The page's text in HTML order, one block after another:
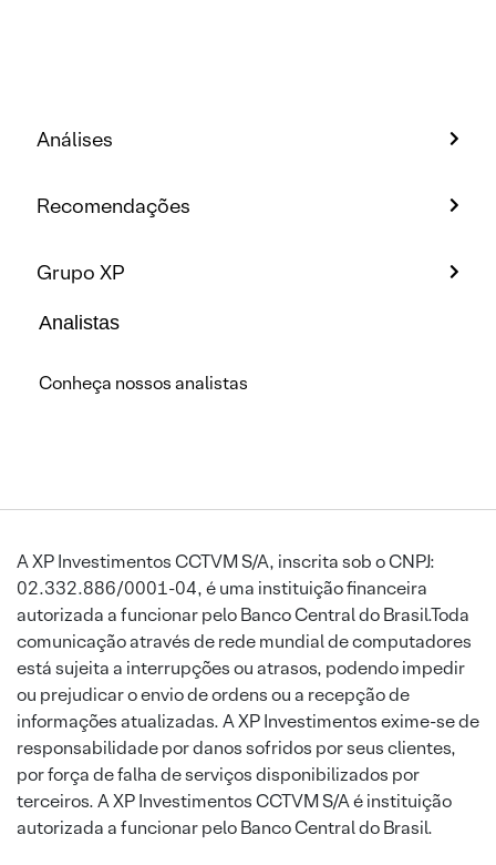
Análises
Recomendações
Grupo XP
Analistas
Conheça nossos analistas
A XP Investimentos CCTVM S/A, inscrita sob o CNPJ:
02.332.886/0001-04, é uma instituição financeira
autorizada a funcionar pelo Banco Central do Brasil.Toda
comunicação através de rede mundial de computadores
está sujeita a interrupções ou atrasos, podendo impedir
ou prejudicar o envio de ordens ou a recepção de
informações atualizadas. A XP Investimentos exime-se de
responsabilidade por danos sofridos por seus clientes,
por força de falha de serviços disponibilizados por
terceiros. A XP Investimentos CCTVM S/A é instituição
autorizada a funcionar pelo Banco Central do Brasil.